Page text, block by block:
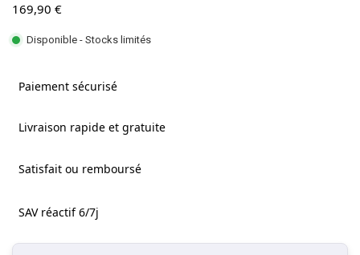
169,90 €
Disponible - Stocks limités
Paiement sécurisé
Livraison rapide et gratuite
Satisfait ou remboursé
SAV réactif 6/7j